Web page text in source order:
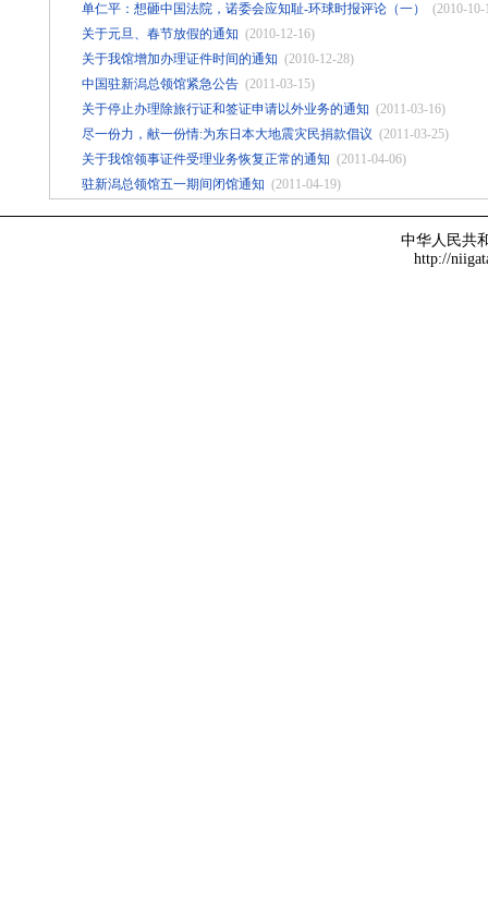
单仁平：想砸中国法院，诺委会应知耻-环球时报评论（一）
(2010-10-
关于元旦、春节放假的通知 (2010-12-16)
关于我馆增加办理证件时间的通知 (2010-12-28)
中国驻新潟总领馆紧急公告 (2011-03-15)
关于停止办理除旅行证和签证申请以外业务的通知 (2011-03-16)
尽一份力，献一份情:为东日本大地震灾民捐款倡议 (2011-03-25)
关于我馆领事证件受理业务恢复正常的通知 (2011-04-06)
驻新潟总领馆五一期间闭馆通知 (2011-04-19)
中华人民共
http://